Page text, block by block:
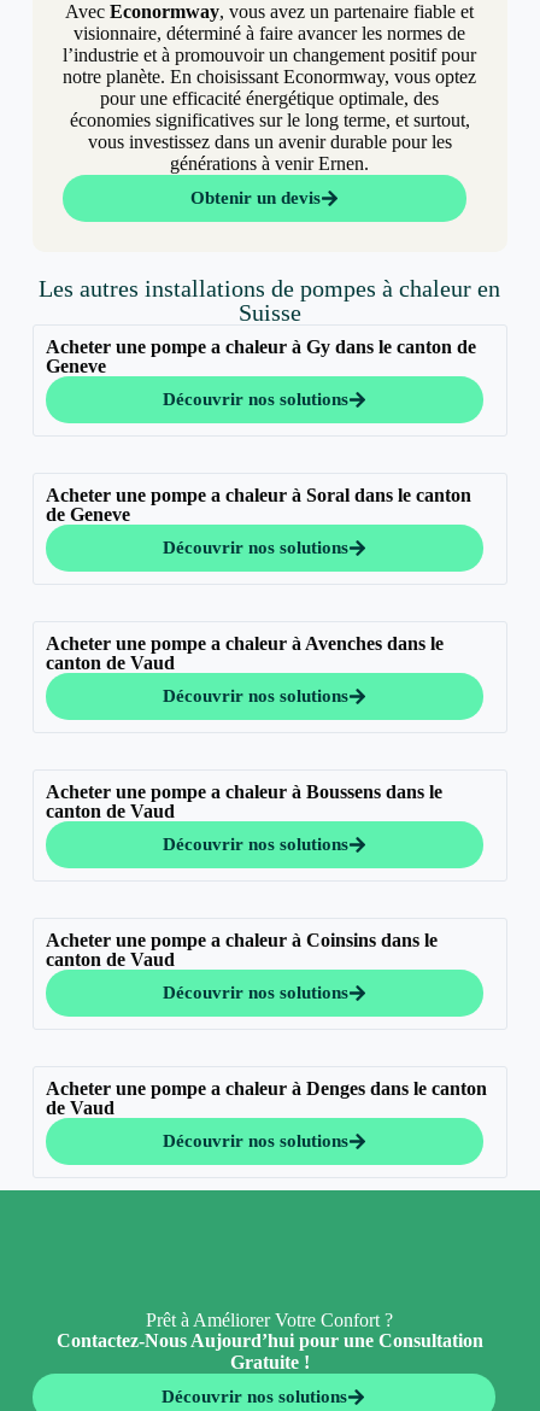
AvecEconormway, vous avez un partenaire fiable et
visionnaire, déterminé à faire avancer les normes de
l’industrie et à promouvoir un changement positif pour
notre planète. En choisissant Econormway, vous optez
pour une efficacité énergétique optimale, des
économies significatives sur le long terme, et surtout,
vous investissez dans un avenir durable pour les
générations à venir Ernen.
Obtenir un devis
Les autres installations de pompes à chaleur en
Suisse
Acheter une pompe a chaleur à Gy dans le canton de
Geneve
Découvrir nos solutions
Acheter une pompe a chaleur à Soral dans le canton
de Geneve
Découvrir nos solutions
Acheter une pompe a chaleur à Avenches dans le
canton de Vaud
Découvrir nos solutions
Acheter une pompe a chaleur à Boussens dans le
canton de Vaud
Découvrir nos solutions
Acheter une pompe a chaleur à Coinsins dans le
canton de Vaud
Découvrir nos solutions
Acheter une pompe a chaleur à Denges dans le canton
de Vaud
Découvrir nos solutions
Prêt à Améliorer Votre Confort ?
Contactez-Nous Aujourd’hui pour une Consultation
Gratuite !
Découvrir nos solutions